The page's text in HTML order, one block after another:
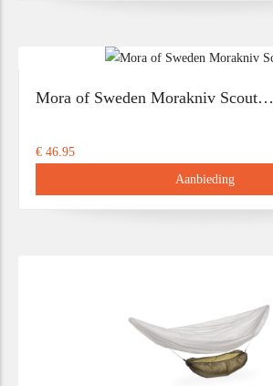
Mora of Sweden Morakniv Scout…
€ 46.95
Aanbieding